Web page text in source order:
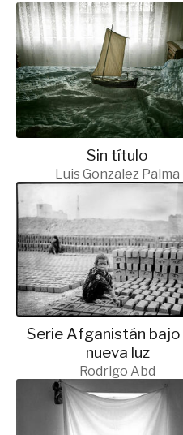
Sin título
Luis Gonzalez Palma
Serie Afganistán bajo
nueva luz
Rodrigo Abd